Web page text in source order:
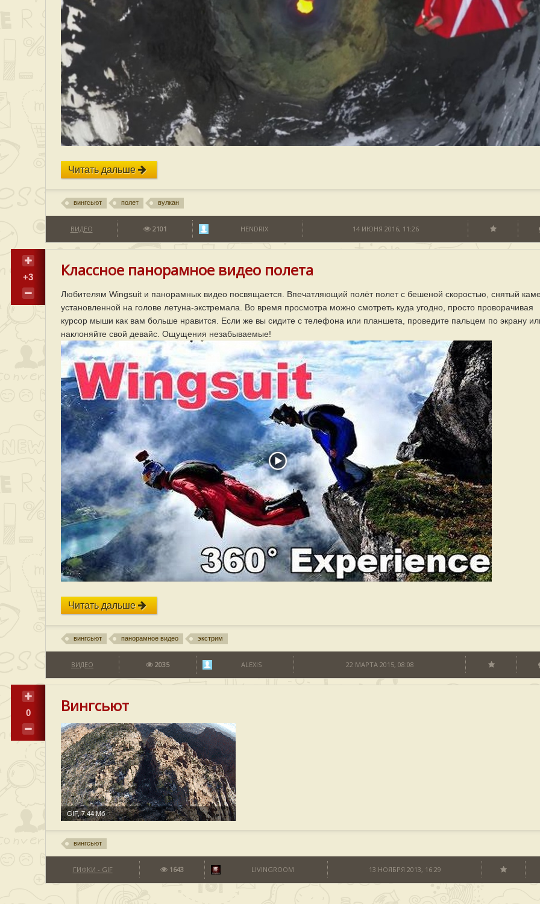
Читать дальше
вингсьют полет вулкан
ВИДЕО 2101 HENDRIX 14 ИЮНЯ 2016, 11:26
+3 Классное панорамное видео полета
Любителям Wingsuit и панорамных видео посвящается. Впечатляющий полёт полет с бешеной скоростью, снятый
установленной на голове летуна-экстремала. Во время просмотра можно смотреть куда угодно, просто проворачивая
курсор мыши как вам больше нравится. Если же вы сидите с телефона или планшета, проведите пальцем по экрану
наклоняйте свой девайс. Ощущения незабываемые!
Читать дальше
вингсьют панорамное видео экстрим
ВИДЕО 2035 ALEXIS 22 МАРТА 2015, 08:08
0 Вингсьют
GIF, 7.44 Мб
вингсьют
ГИФКИ - GIF 1643 LIVINGROOM 13 НОЯБРЯ 2013, 16:29